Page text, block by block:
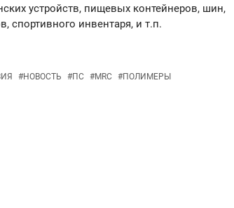
устройств, пищевых контейнеров, шин,
спортивного инвентаря, и т.п.
#НОВОСТЬ #ПС #MRC #ПОЛИМЕРЫ